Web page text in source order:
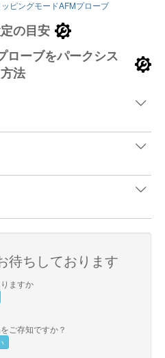
ピングモードAFMプローブ
の目安
ローブをパークシス
法
待ちしております
ますか
ご存知ですか？